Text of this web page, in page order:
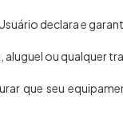
declara e
aluguel ou qualquer
que seu